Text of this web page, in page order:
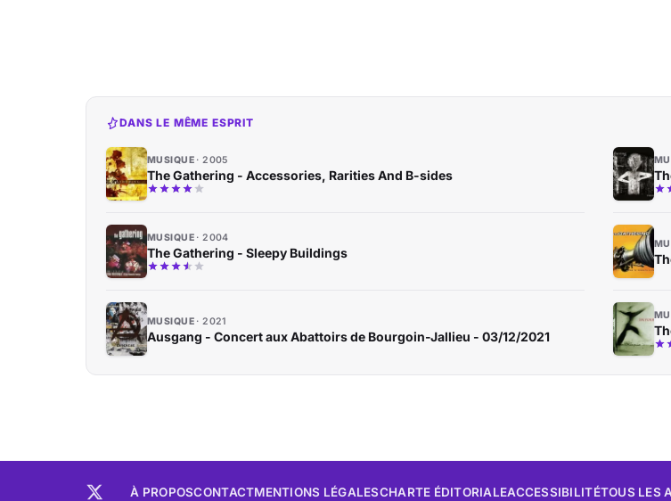
DANS LE MÊME ESPRIT
MUSIQUE 2005
The Gathering - Accessories, Rarities And B-sides
MUSIQUE 2004
The Gathering - Sleepy Buildings
MUSIQUE 2021
Ausgang - Concert aux Abattoirs de Bourgoin-Jallieu - 03/12/2021
À PROPOSCONTACTMENTIONS LÉGALESCHARTE ÉDITORIALEACCESSIBILITÉTOUS LES